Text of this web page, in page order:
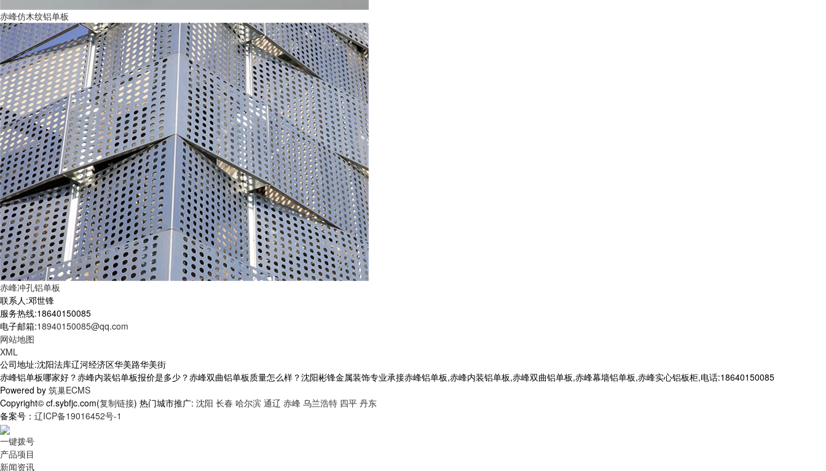
赤峰仿木纹铝单板
赤峰冲孔铝单板
联系人:邓世锋
服务热线:18640150085
电子邮箱:18940150085@qq.com
网站地图
XML
公司地址:沈阳法库辽河经济区华美路华美街
赤峰铝单板哪家好？赤峰内装铝单板报价是多少？赤峰双曲铝单板质量怎么样？沈阳彬锋金属装饰专业承接赤峰铝单板,赤峰内装铝单板,赤峰双曲铝单板,赤峰幕墙铝单板,赤峰实心铝板柜,电话:18640150085
Powered by 筑巢ECMS
Copyright© cf.sybfjc.com(复制链接) 热门城市推广: 沈阳 长春 哈尔滨 通辽 赤峰 乌兰浩特 四平 丹东
备案号： 辽ICP备19016452号-1
一键拨号
产品项目
新闻资讯